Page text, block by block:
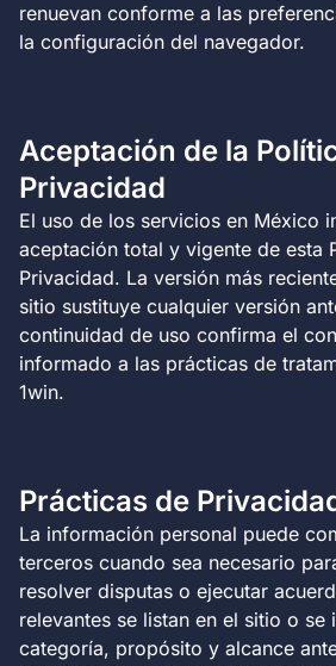
renuevan conforme a las
la configuración del navegador.
Aceptación de la
Privacidad
El uso de los servicios en México
aceptación total y vigente de esta
Privacidad. La versión más
sitio sustituye cualquier versión
continuidad de uso confirma el
informado a las prácticas de
1win.
Prácticas de
La información personal puede
terceros cuando sea necesario
resolver disputas o ejecutar
relevantes se listan en el sitio o se
categoría, propósito y alcance